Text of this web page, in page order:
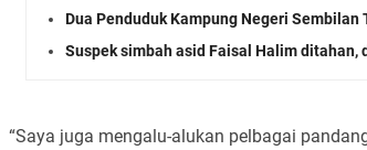
Dua Penduduk Kampung Negeri
Suspek simbah asid Faisal Halim ditahan,
“Saya juga mengalu-alukan pelbagai